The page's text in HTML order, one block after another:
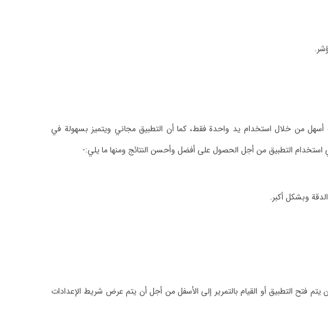
من خلال استخدام يد واحدة فقط، كما أن التطبيق مجاني ويتميز بسهولة في
استخدام التطبيق من أجل الحصول على أفضل وأحسن النتائج ومنها ما يلي:-
وبشكل أكبر.
فتح التطبيق أو القيام بالتمرير إلى الأسفل من أجل أن يتم عرض شريط الإعدادات